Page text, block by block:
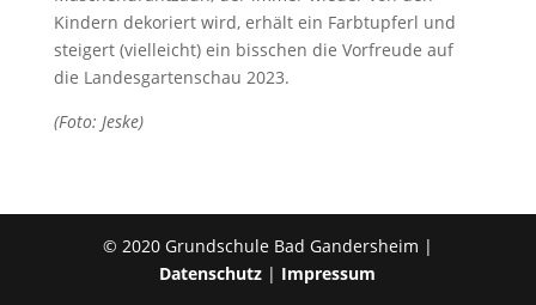
Kindern dekoriert wird, erhält ein Farbtupferl und
steigert (vielleicht) ein bisschen die Vorfreude auf
die Landesgartenschau 2023.
(Foto: Jeske)
© 2020 Grundschule Bad Gandersheim |
Datenschutz | Impressum